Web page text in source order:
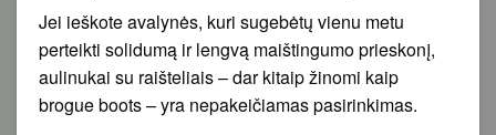
Jei ieškote avalynės, kuri sugebėtų vienu metu
perteikti solidumą ir lengvą maištingumo prieskonį,
aulinukai su raišteliais – dar kitaip žinomi kaip
brogue boots – yra nepakeičiamas pasirinkimas.